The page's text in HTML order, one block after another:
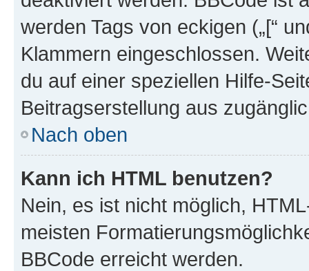
werden Tags von eckigen („[“
Klammern eingeschlossen.
du auf einer speziellen Hilfe-
Beitragserstellung aus
Nach oben
Kann ich HTML benutzen?
Nein, es ist nicht möglich,
meisten
BBCode erreicht werden.